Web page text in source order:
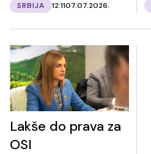
SRBIJA 12:1107.07.2026.
Lakše do prava za
OSI